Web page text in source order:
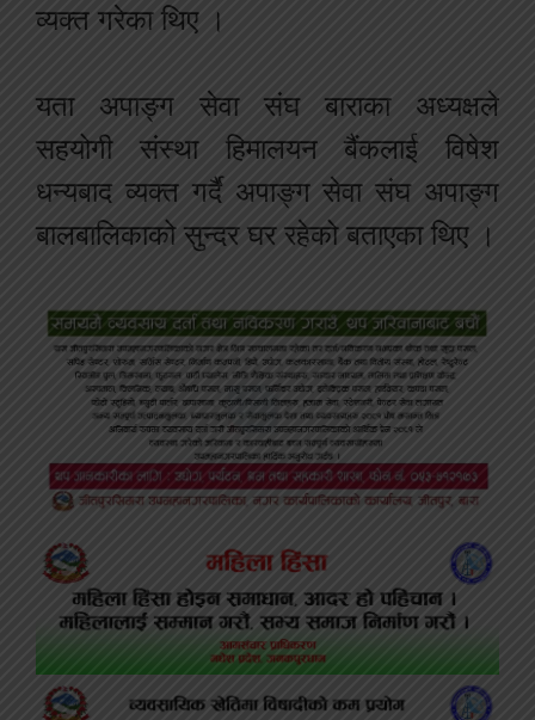
व्यक्त गरेका थिए ।
यता अपाङ्ग सेवा संघ बाराका अध्यक्षले
सहयोगी संस्था हिमालयन बैंकलाई विषेश
धन्यबाद व्यक्त गर्दै अपाङ्ग सेवा संघ अपाङ्ग
बालबालिकाको सुन्दर घर रहेको बताएका थिए ।